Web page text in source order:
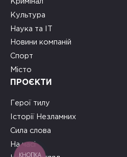
Культура
Наука та ІТ
Новини компаній
Спорт
Місто
ПРОЄКТИ
Герої тилу
Історії Незламних
Сила слова
На часі
КНОПКА